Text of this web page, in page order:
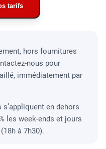
tarifs
hors fournitures
nous pour
immédiatement par
en dehors
les week-ends et jours
à 7h30).